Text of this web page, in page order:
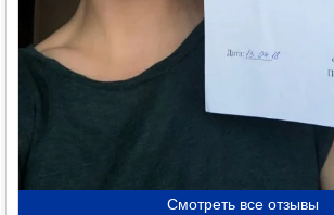
Смотреть все отзывы